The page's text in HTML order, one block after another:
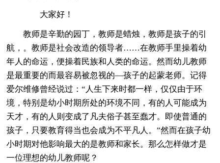
大家好！
教师是辛勤的园丁，教师是蜡烛，教师是孩子的引
航，。教师是社会改造的领导者……在教师手里操着幼
年人的命运，便操着民族和人类的命运。然而幼儿教师
是最重要的而最容易被忽视的—孩子的起蒙老师。记得
爱尔维修曾经说过：“人生下来时都一样，仅仅由于环
境，特别是幼小时期所处的环境不同，有的人可能成为
天才，有的人则变成了凡夫俗子甚至蠢才。即使普通的
孩子，只要教育得当也会成为不平凡人。”然而在孩子幼
小时期对他影响最大的是教师和家长。那么怎样做才是
一位理想的幼儿教师呢？